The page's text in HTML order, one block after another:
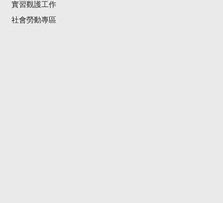
實習觀護工作
社會勞動專區